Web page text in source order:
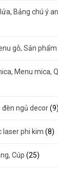
Bảng chú ý
gỗ, Sản
Menu mica,
ngủ decor (9)
laser phi kim (8)
Cúp (25)